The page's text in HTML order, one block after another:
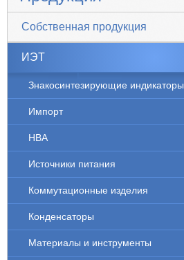
Собственная продукция
ИЭТ
Знакосинтезирующие индикаторы
Импорт
НВА
Источники питания
Коммутационные изделия
Конденсаторы
Материалы и инструменты